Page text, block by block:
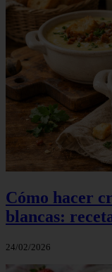
Cómo hacer
blancas:
24/02/2026